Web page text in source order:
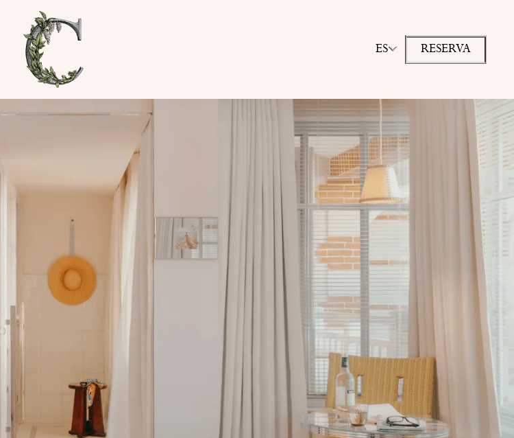
ES RESERVA